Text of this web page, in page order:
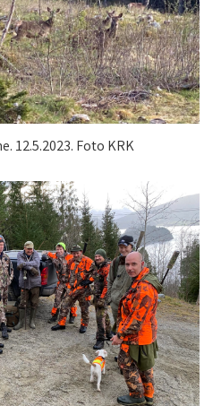
12.5.2023. Foto KRK